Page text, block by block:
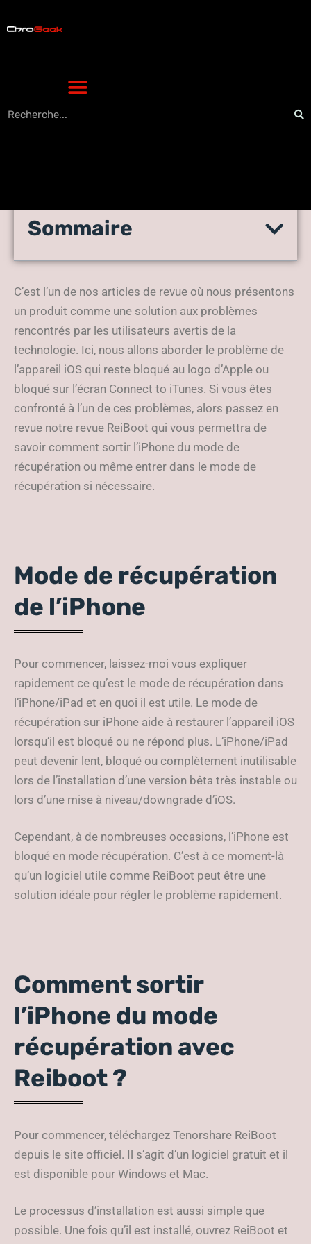
l’iPhone du mode Recovery ?
Sommaire
C’est l’un de nos articles de revue où nous présentons
un produit comme une solution aux problèmes
rencontrés par les utilisateurs avertis de la
technologie. Ici, nous allons aborder le problème de
l’appareil iOS qui reste bloqué au logo d’Apple ou
bloqué sur l’écran Connect to iTunes. Si vous êtes
confronté à l’un de ces problèmes, alors passez en
revue notre revue ReiBoot qui vous permettra de
savoir comment sortir l’iPhone du mode de
récupération ou même entrer dans le mode de
récupération si nécessaire.
Mode de récupération
de l’iPhone
Pour commencer, laissez-moi vous expliquer
rapidement ce qu’est le mode de récupération dans
l’iPhone/iPad et en quoi il est utile. Le mode de
récupération sur iPhone aide à restaurer l’appareil iOS
lorsqu’il est bloqué ou ne répond plus. L’iPhone/iPad
peut devenir lent, bloqué ou complètement inutilisable
lors de l’installation d’une version bêta très instable ou
lors d’une mise à niveau/downgrade d’iOS.
Cependant, à de nombreuses occasions, l’iPhone est
bloqué en mode récupération. C’est à ce moment-là
qu’un logiciel utile comme ReiBoot peut être une
solution idéale pour régler le problème rapidement.
Comment sortir
l’iPhone du mode
récupération avec
Reiboot ?
Pour commencer, téléchargez Tenorshare ReiBoot
depuis le site officiel. Il s’agit d’un logiciel gratuit et il
est disponible pour Windows et Mac.
Le processus d’installation est aussi simple que
possible. Une fois qu’il est installé, ouvrez ReiBoot et